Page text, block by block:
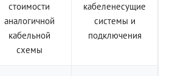
стоимости
аналогичной
кабельной
схемы
кабеленесущие
системы и
подключения